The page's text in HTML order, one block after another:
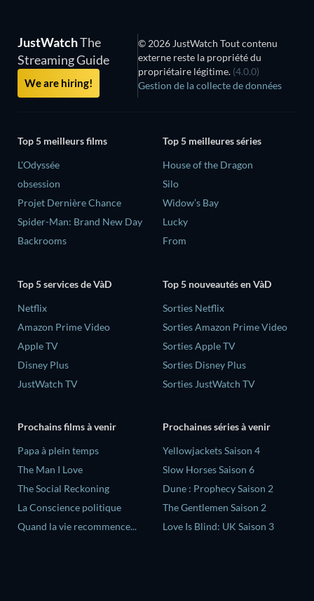
JustWatchThe
Streaming Guide
We are hiring!
© 2026 JustWatch Tout contenu
externe reste la propriété du
propriétaire légitime. (4.0.0)
Gestion de la collecte de données
Top 5 meilleurs films
L'Odyssée
obsession
Projet Dernière Chance
Spider-Man: Brand New Day
Backrooms
Top 5 meilleures séries
House of the Dragon
Silo
Widow’s Bay
Lucky
From
Top 5 services de VàD
Netflix
Amazon Prime Video
Apple TV
Disney Plus
JustWatch TV
Top 5 nouveautés en VàD
Sorties Netflix
Sorties Amazon Prime Video
Sorties Apple TV
Sorties Disney Plus
Sorties JustWatch TV
Prochains films à venir
‎Papa à plein temps
The Man I Love
The Social Reckoning
La Conscience politique
Quand la vie recommence...
Prochaines séries à venir
Yellowjackets Saison 4
Slow Horses Saison 6
Dune : Prophecy Saison 2
The Gentlemen Saison 2
Love Is Blind: UK Saison 3